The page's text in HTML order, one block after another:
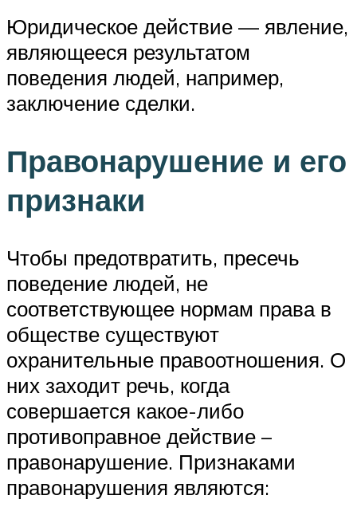
Юридическое действие — явление,
являющееся результатом
поведения людей, например,
заключение сделки.
Правонарушение и его
признаки
Чтобы предотвратить, пресечь
поведение людей, не
соответствующее нормам права в
обществе существуют
охранительные правоотношения. О
них заходит речь, когда
совершается какое-либо
противоправное действие –
правонарушение. Признаками
правонарушения являются: